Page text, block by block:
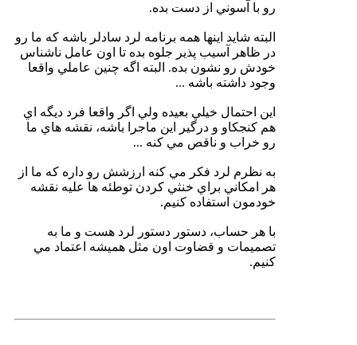
رو با آسوني از دست بده.
البته شايد اينها همه برنامه لرد سادلر باشه كه ما رو
در ظاهر آسيب پذير جلوه بده تا اون عامل ناشناس
خودش رو نشون بده. البته اگه چنين عاملي واقعا
وجود داشته باشه ...
اين احتمال خيلي بعيده ولي اگر واقعا فرد ديگه اي
هم كنجكاو و درگير اين ماجرا باشه، نقشه هاي ما
رو خراب و ناقص مي كنه ...
به نظرم لرد فكر مي كنه ارزشش رو داره كه ما از
هر امكاني براي خنثي كردن توطئه ها عليه نقشه
خودمون استفاده كنيم.
با هر حساب، دستور دستور لرد هست و ما به
تصميمات و قضاوت اون مثل هميشه اعتماد مي
كنيم.